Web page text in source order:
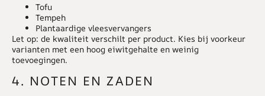
Tofu
Tempeh
Plantaardige vleesvervangers
Let op: de kwaliteit verschilt per product. Kies bij voorkeur
varianten met een hoog eiwitgehalte en weinig
toevoegingen.
4. NOTEN EN ZADEN